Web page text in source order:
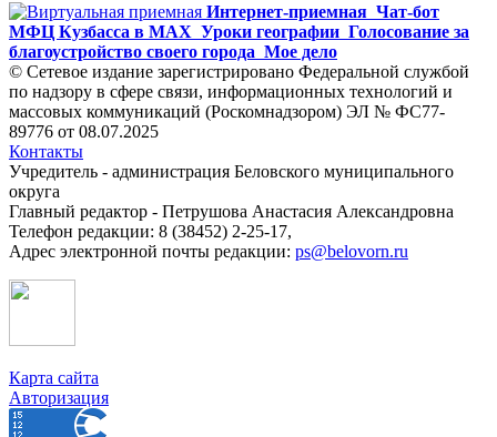
Интернет-приемная Чат-бот
МФЦ Кузбасса в MAX Уроки географии Голосование за
благоустройство своего города Мое дело
© Сетевое издание зарегистрировано Федеральной службой
по надзору в сфере связи, информационных технологий и
массовых коммуникаций (Роскомнадзором) ЭЛ № ФС77-
89776 от 08.07.2025
Контакты
Учредитель - администрация Беловского муниципального
округа
Главный редактор - Петрушова Анастасия Александровна
Телефон редакции: 8 (38452) 2-25-17,
Адрес электронной почты редакции: ps@belovorn.ru
Карта сайта
Авторизация